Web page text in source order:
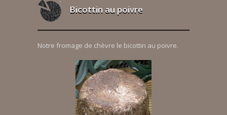
Bicottin au poivre
Notre fromage de chèvre le bicottin au poivre.